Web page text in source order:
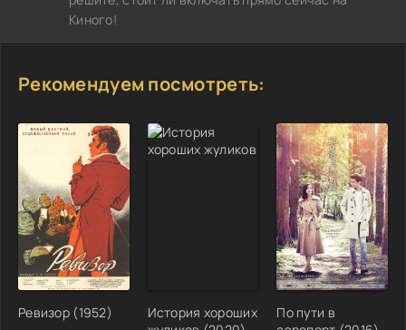
Киного!
Рекомендуем посмотреть:
Ревизор (1952)
История хороших
По пути в